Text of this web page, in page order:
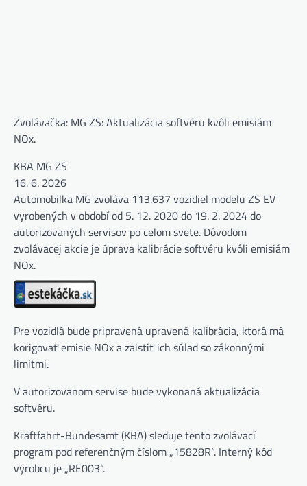
Zvolávačka: MG ZS: Aktualizácia softvéru kvôli emisiám
NOx.
KBA MG ZS
16. 6. 2026
Automobilka MG zvoláva 113.637 vozidiel modelu ZS EV
vyrobených v období od 5. 12. 2020 do 19. 2. 2024 do
autorizovaných servisov po celom svete. Dôvodom
zvolávacej akcie je úprava kalibrácie softvéru kvôli emisiám
NOx.
Pre vozidlá bude pripravená upravená kalibrácia, ktorá má
korigovať emisie NOx a zaistiť ich súlad so zákonnými
limitmi.
V autorizovanom servise bude vykonaná aktualizácia
softvéru.
Kraftfahrt-Bundesamt (KBA) sleduje tento zvolávací
program pod referenčným číslom „15828R“. Interný kód
výrobcu je „RE003“.